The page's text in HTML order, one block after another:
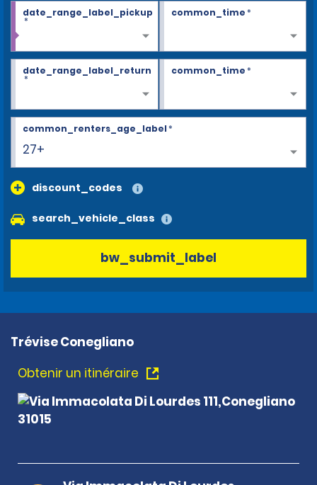
date_range_label_pickup
*
common_time*
date_range_label_return
*
common_time*
27+
common_renters_age_label*
discount_codes
search_vehicle_class
bw_submit_label
Trévise Conegliano
Obtenir un itinéraire